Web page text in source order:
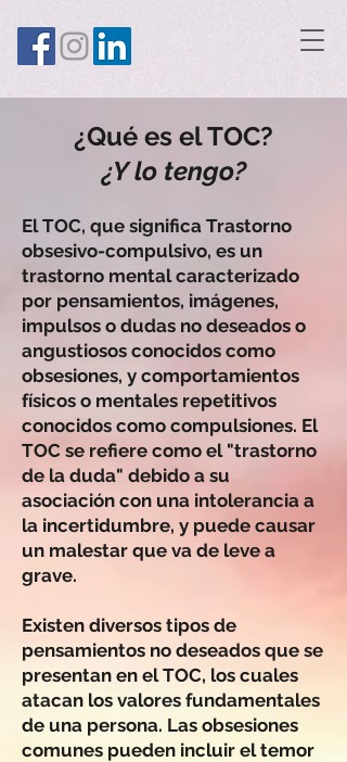
¿Qué es el TOC?
¿Y lo tengo?
El TOC, que significa Trastorno
obsesivo-compulsivo, es un
trastorno mental caracterizado
por pensamientos, imágenes,
impulsos o dudas no deseados o
angustiosos conocidos como
obsesiones, y comportamientos
físicos o mentales repetitivos
conocidos como compulsiones. El
TOC se refiere como el "trastorno
de la duda" debido a su
asociación con una intolerancia a
la incertidumbre, y puede causar
un malestar que va de leve a
grave.
Existen diversos tipos de
pensamientos no deseados que se
presentan en el TOC, los cuales
atacan los valores fundamentales
de una persona. Las obsesiones
comunes pueden incluir el temor